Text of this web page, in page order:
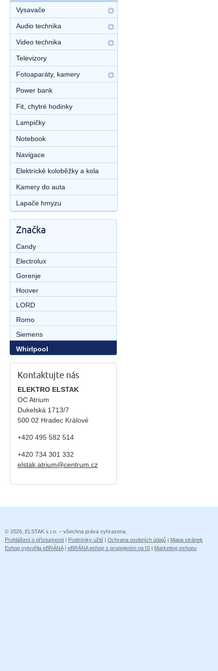
Vysavače
Audio technika
Video technika
Televizory
Fotoaparáty, kamery
Power bank
Fit, chytré hodinky
Lampičky
Notebook
Navigace
Elektrické koloběžky a kola
Kamery do auta
Lapače hmyzu
Značka
Candy
Electrolux
Gorenje
Hoover
LORD
Romo
Siemens
Whirlpool
Kontaktujte nás
ELEKTRO ELSTAK
OC Atrium
Dukelská 1713/7
500 02 Hradec Králové
+420 495 582 514
+420 734 301 332
elstak.atrium@centrum.cz
© 2026, ELSTAK s.r.o. – všechna práva vyhrazena
Prohlášení o přístupnosti | Podmínky užití | Ochrana osobních údajů | Mapa stránek
Eshop vytvořila eBRÁNA| eBRÁNA eshop s propojením na IS | Marketing eshopu